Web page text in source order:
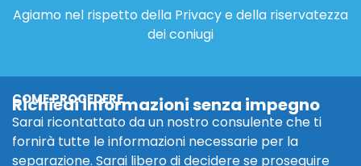
Agiamo nel rispetto della Privacy e della riservatezza
dei coniugi
COME PROCEDERE
Richiedi informazioni senza impegno
Sarai ricontattato da un nostro consulente che ti
fornirà tutte le informazioni necessarie per la
separazione. Sarai libero di decidere se proseguire